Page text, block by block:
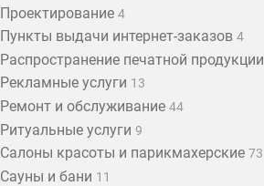
Проектирование 4
Пункты выдачи интернет-заказов 4
Распространение печатной продукции
Рекламные услуги 13
Ремонт и обслуживание 44
Ритуальные услуги 9
Салоны красоты и парикмахерские 73
Сауны и бани 11